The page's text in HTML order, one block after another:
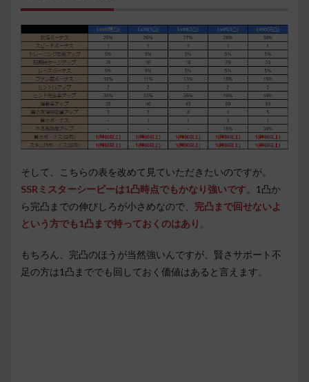
そして、こちらの表を改めて見ていただきたいのですが。
SSRミスターシービーは1凸時点でもかなり強いです。1凸か
ら完凸までの伸びしろが小さめなので、 完凸まで回せないよ
という方でも1凸まで持っておくのはあり 。
もちろん、完凸のほうが当然強いんですが、賢さサポート不
足の方は1凸まででも回しておく価値はあると言えます。